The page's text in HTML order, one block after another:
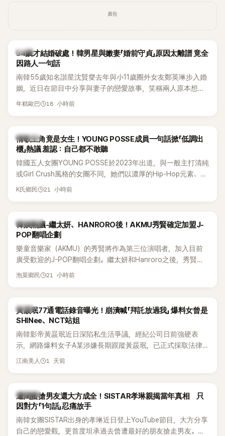
廣告
韓星
54歲才結婚破處！韓男星與嫩妻「婚前守貞」原因太離譜 竟全
因路人一句話
南韓55歲知名諧星沈賢燮去年與小11歲圈外女友鄭英琳步入婚
姻，近日在節目中分享與妻子的戀愛故事，笑稱兩人原本想享
受兩人世界，沒想到站在飯店門口時竟被路人認出，還一路替
年糕歐巴 18 小時前
K-POP
情歌主角竟是女生！YOUNG POSSE成員一句話掀「低調出
櫃」熱議 羞認：自己都不敢聽
韓國五人女團YOUNG POSSE於2023年出道，與一般主打清純
或Girl Crush風格的女團不同，她們以濃厚的Hip-Hop元素、自
創Rap及成員親自參與創作為特色，MV也融入美式街頭、塗
為第五代女團中極具辨識度的新生代代表之一。
K氏鄉民 21 小時前
熱議討論
韓娛熱議-繼太妍、HANRORO後！AKMU秀賢確定加盟J-
POP翻唱企劃
樂童音樂家（AKMU）的秀賢將作為第三位演唱者，加入目前
廣受歡迎的J-POP翻唱企劃。繼太妍和Hanroro之後，秀賢已
獲選為第三首翻唱歌曲的主唱，並於近期完成錄音。
泡菜鄉民 21 小時前
韓星
黃晸珉77通電話錄音曝光！崩潰喊「拜託放過我」 爆料女曾是
SHINee、NCT站姐
南韓影帝黃晸珉近日深陷私生活爭議，經紀公司日前強硬表
示，網路爆料女子A某涉嫌長期跟蹤黃晸珉，已正式採取法律
行動。不過，A並未停止發聲，持續透過社群平台公開爆料，反
的錄音內容，而A也首度承認自己過去曾是SHINee、NCT等偶
像團體的「站姐」，事件持續延燒。
江南美人 1 天前
K-POP
遭閨蜜搶男友還大方成全！SISTAR孝琳親揭當年真相 只
因對方「1句話」忍痛放手
南韓女團SISTAR出身的孝琳近日登上YouTube節目，大方分享
自己的戀愛觀，更首度坦承過去曾遭最好的朋友搶走男友。她